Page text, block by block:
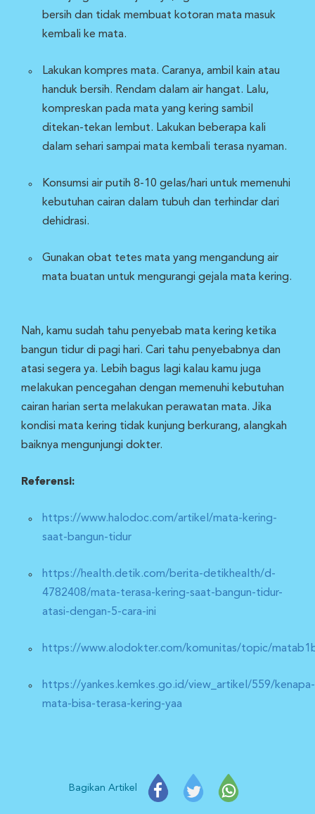
bersih dan tidak membuat kotoran mata masuk
kembali ke mata.
Lakukan kompres mata. Caranya, ambil kain atau
handuk bersih. Rendam dalam air hangat. Lalu,
kompreskan pada mata yang kering sambil
ditekan-tekan lembut. Lakukan beberapa kali
dalam sehari sampai mata kembali terasa nyaman.
Konsumsi air putih 8-10 gelas/hari untuk memenuhi
kebutuhan cairan dalam tubuh dan terhindar dari
dehidrasi.
Gunakan obat tetes mata yang mengandung air
mata buatan untuk mengurangi gejala mata kering.
Nah, kamu sudah tahu penyebab mata kering ketika
bangun tidur di pagi hari. Cari tahu penyebabnya dan
atasi segera ya. Lebih bagus lagi kalau kamu juga
melakukan pencegahan dengan memenuhi kebutuhan
cairan harian serta melakukan perawatan mata. Jika
kondisi mata kering tidak kunjung berkurang, alangkah
baiknya mengunjungi dokter.
Referensi:
https://www.halodoc.com/artikel/mata-kering-
saat-bangun-tidur
https://health.detik.com/berita-detikhealth/d-
4782408/mata-terasa-kering-saat-bangun-tidur-
atasi-dengan-5-cara-ini
https://www.alodokter.com/komunitas/topic/
https://yankes.kemkes.go.id/view_artikel/559/kenapa-
mata-bisa-terasa-kering-yaa
Bagikan Artikel